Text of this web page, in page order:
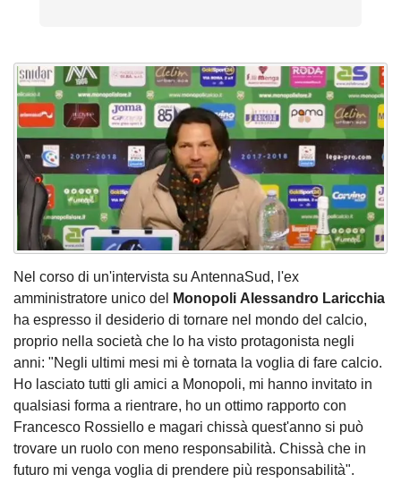
Nel corso di un'intervista su AntennaSud, l'ex
amministratore unico del
Monopoli Alessandro Laricchia
ha espresso il desiderio di tornare nel mondo del calcio,
proprio nella società che lo ha visto protagonista negli
anni: "Negli ultimi mesi mi è tornata la voglia di fare calcio.
Ho lasciato tutti gli amici a Monopoli, mi hanno invitato in
qualsiasi forma a rientrare, ho un ottimo rapporto con
Francesco Rossiello e magari chissà quest'anno si può
trovare un ruolo con meno responsabilità. Chissà che in
futuro mi venga voglia di prendere più responsabilità".